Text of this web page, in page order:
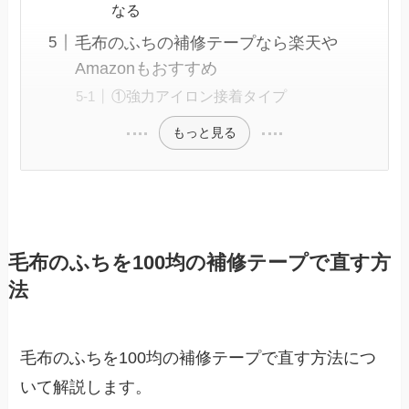
なる
毛布のふちの補修テープなら楽天や
Amazonもおすすめ
①強力アイロン接着タイプ
もっと見る
毛布のふちを100均の補修テープで直す方
法
毛布のふちを100均の補修テープで直す方法につ
いて解説します。